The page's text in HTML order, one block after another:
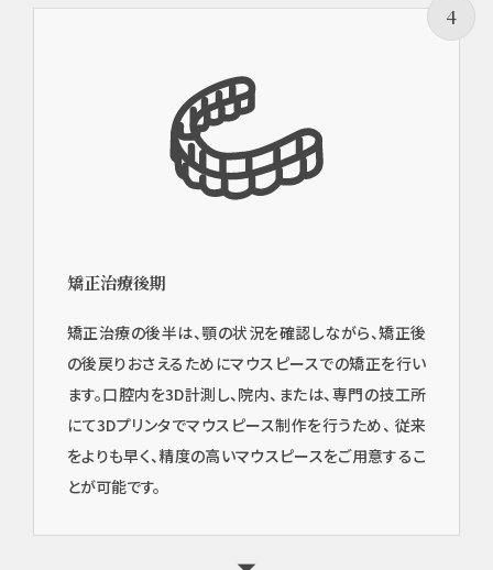
4
矯正治療後期
矯正治療の後半は、顎の状況を確認しながら、矯正後
の後戻りおさえるためにマウスピースでの矯正を行い
ます。口腔内を3D計測し、院内、または、専門の技工所
にて3Dプリンタでマウスピース制作を行うため、 従来
をよりも早く、精度の高いマウスピースをご用意するこ
とが可能です。